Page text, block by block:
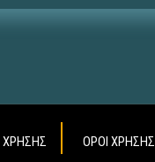
ΧΡΗΣΗΣ ΟΡΟΙ ΧΡΗΣΗΣ